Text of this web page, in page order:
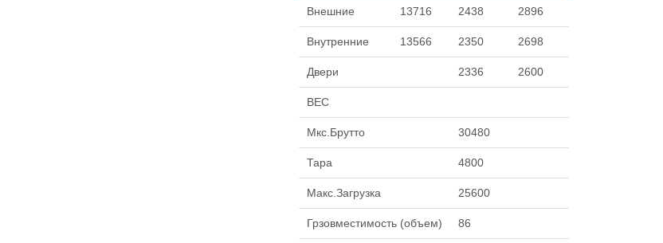
Внешние 13716 2438 2896
Внутренние 13566 2350 2698
Двери 2336 2600
ВЕС
Мкс.Брутто 30480
Тара 4800
Макс.Загрузка 25600
Грзовместимость (объем) 86